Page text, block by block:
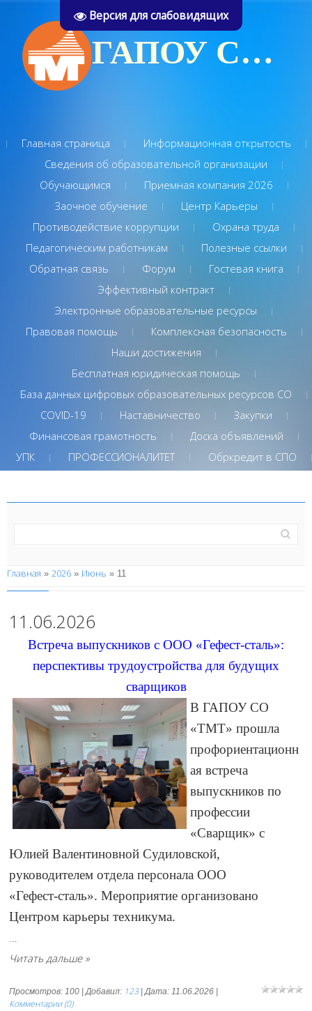
Версия для слабовидящих
ГАПОУ СО "Туринский многопрофильный техникум"
Главная страница
Информационная открытость
Сведения об образовательной организации
Обучающимся
Приемная компания 2026
Заочное обучение
Центр Карьеры
Противодействие коррупции
Охрана труда
Педагогическим работникам
Полезные ссылки
Обратная связь
Форум
Гостевая книга
Эффективный контракт
Электронные образовательные ресурсы
Правовая помощь
Комплексная безопасность
Наши достижения
Бесплатная юридическая помощь
База данных цифровых образовательных ресурсов СО
COVID-19
Наставничество
Закупки
Финансовая грамотность
Доска объявлений
УПК
ПРОФЕССИОНАЛИТЕТ Обркредит в СПО
Главная » 2026 » Июнь » 11
11.06.2026
Встреча выпускников с ООО «Гефест‑сталь»:
перспективы трудоустройства для будущих
сварщиков
В ГАПОУ СО
«ТМТ» прошла
профориентационн
ая встреча
выпускников по
профессии
«Сварщик» с
Юлией Валентиновной Судиловской,
руководителем отдела персонала ООО
«Гефест‑сталь». Мероприятие организовано
Центром карьеры техникума.
...
Читать дальше »
Просмотров: 100 | Добавил: 123| Дата: 11.06.2026
Комментарии (0)